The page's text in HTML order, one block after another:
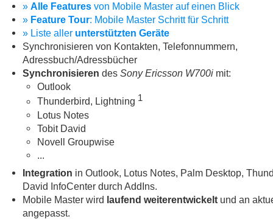
» Alle Features von Mobile Master auf einen Blick
» Feature Tour: Mobile Master Schritt für Schritt
» Liste aller unterstützten Geräte
Synchronisieren von Kontakten, Telefonnummern,
Adressbuch/Adressbücher
Synchronisieren des Sony Ericsson W700i mit:
Outlook
Thunderbird, Lightning 1
Lotus Notes
Tobit David
Novell Groupwise
...
Integration in Outlook, Lotus Notes, Palm Desktop,
David InfoCenter durch AddIns.
Mobile Master wird laufend weiterentwickelt und an
angepasst.